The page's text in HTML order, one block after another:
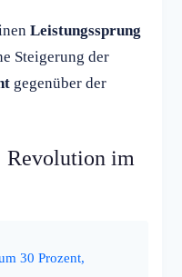
Leistungssprung
Steigerung der
gegenüber der
Revolution im
30 Prozent,